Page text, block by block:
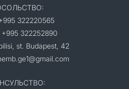
322220565
322252890
st. Budapest, 42